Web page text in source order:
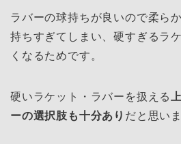
ラバーの球持ちが良いので柔ら
持ちすぎてしまい、硬すぎるラ
くなるためです。
硬いラケット・ラバーを扱える
ーの選択肢も十分あり だと思いま